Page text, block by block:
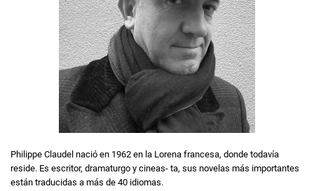
Philippe Claudel nació en 1962 en la Lorena francesa, donde todavía
reside. Es escritor, dramaturgo y cineas- ta, sus novelas más importantes
están traducidas a más de 40 idiomas.